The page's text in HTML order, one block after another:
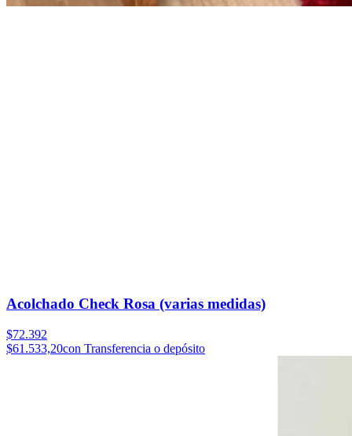
Acolchado Check Rosa (varias medidas)
$72.392
$61.533,20con Transferencia o depósito